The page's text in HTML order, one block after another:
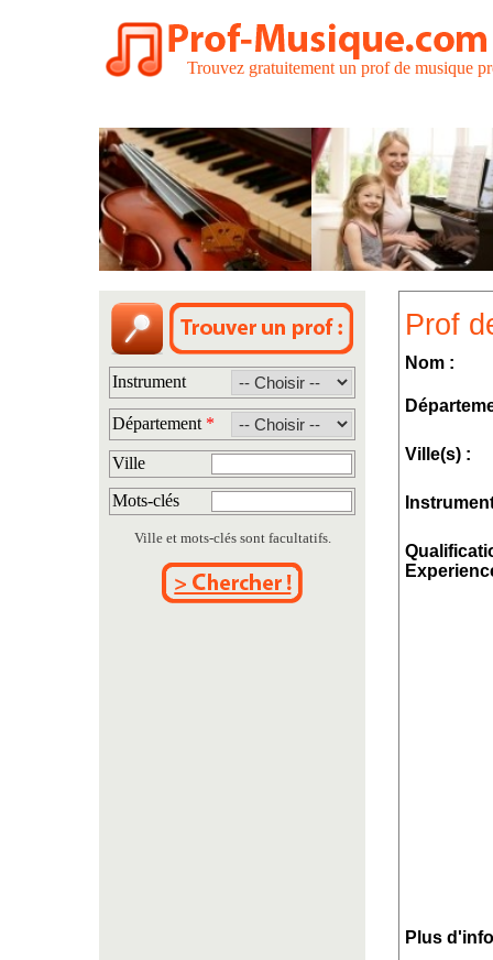
Trouvez gratuitement un prof de musique
Instrument
Département *
Ville
Mots-clés
Ville et mots-clés sont facultatifs.
Prof
Nom :
Ville(s) :
Plus